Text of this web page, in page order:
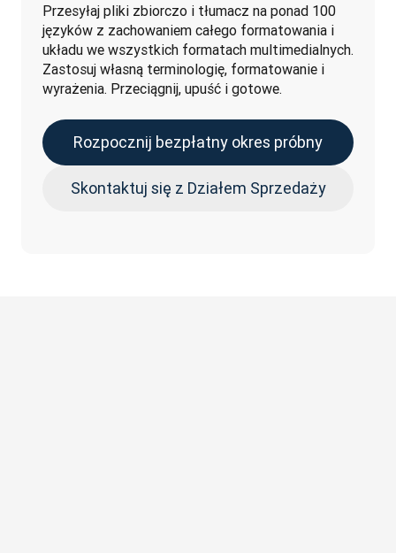
Przesyłaj pliki zbiorczo i tłumacz na ponad 100
języków z zachowaniem całego formatowania i
układu we wszystkich formatach multimedialnych.
Zastosuj własną terminologię, formatowanie i
wyrażenia. Przeciągnij, upuść i gotowe.
Rozpocznij bezpłatny okres próbny
Skontaktuj się z Działem Sprzedaży